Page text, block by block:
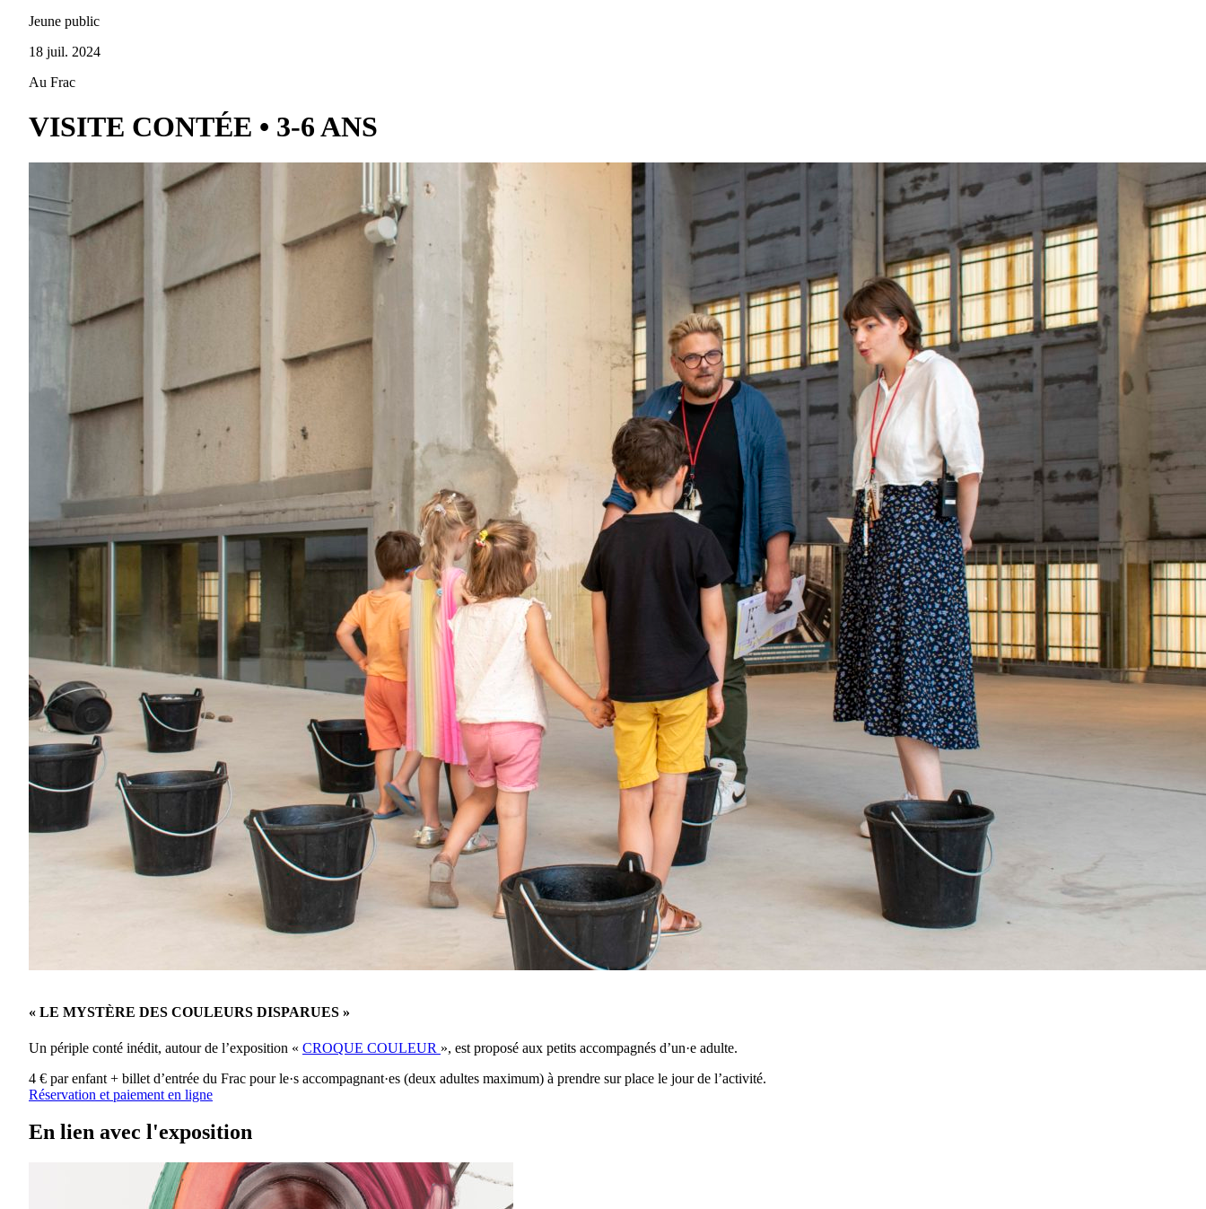
Jeune public
18 juil. 2024
Au Frac
VISITE CONTÉE • 3-6 ANS
« LE MYSTÈRE DES COULEURS DISPARUES »
Un périple conté inédit, autour de l’exposition « CROQUE COULEUR », est proposé aux petits accompagnés d’un·e adulte.
4 € par enfant + billet d’entrée du Frac pour le·s accompagnant·es (deux adultes maximum) à prendre sur place le jour de l’activité.
Réservation et paiement en ligne
En lien avec l'exposition